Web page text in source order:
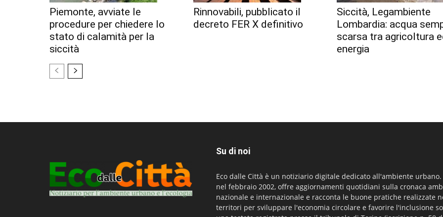
Piemonte, avviate le
procedure per chiedere lo
stato di calamità per la
siccità
Rinnovabili, pubblicato il
decreto FER X definitivo
Siccità, Legambiente
Lombardia: acqua
scarsa tra agricoltura
energia
Su di noi
Eco dalle Città è un notiziario digitale dedicato all'ambiente
nel febbraio 2002, offre aggiornamenti quotidiani sulla cronaca
nazionale e internazionale e racconta le buone pratiche realizzate
territori per sviluppare l'economia circolare e favorire l'inclusione